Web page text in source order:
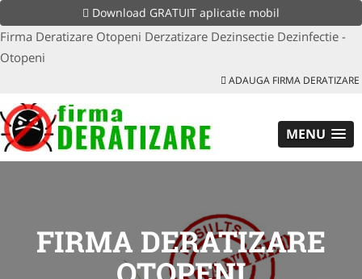
Download GRATUIT aplicatie mobil
Firma Deratizare Otopeni Derzatizare Dezinsectie Dezinfectie -
Otopeni
ADAUGA FIRMA DERATIZARE
MENU
FIRMA DERATIZARE